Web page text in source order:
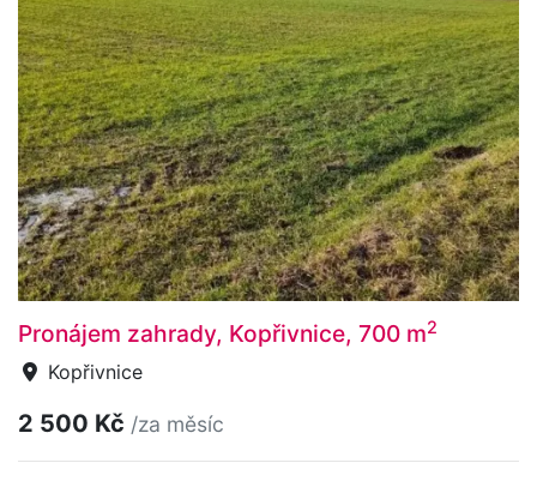
Pronájem zahrady, Kopřivnice, 700 m2
Kopřivnice
2 500 Kč /za měsíc